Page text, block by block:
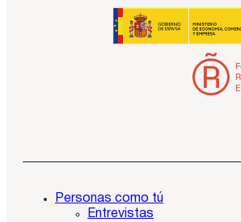
Personas como tú
Entrevistas